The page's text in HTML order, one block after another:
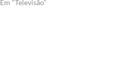
Em "Televisão"